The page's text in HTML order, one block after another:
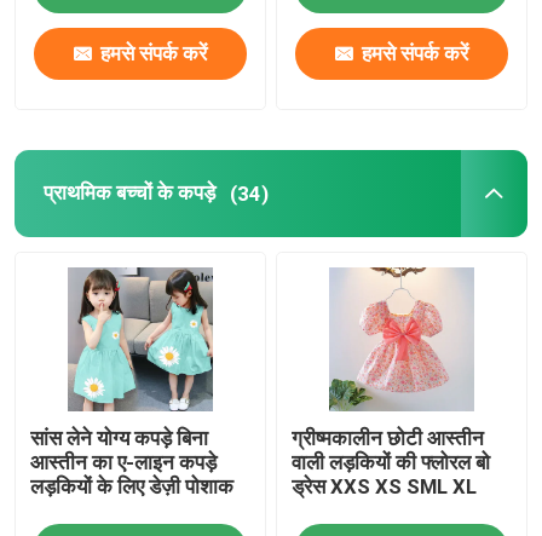
हमसे संपर्क करें हमसे संपर्क करें
प्राथमिक बच्चों के कपड़े (34)
सांस लेने योग्य कपड़े बिना
आस्तीन का ए-लाइन कपड़े
लड़कियों के लिए डेज़ी पोशाक
ग्रीष्मकालीन छोटी आस्तीन
वाली लड़कियों की फ्लोरल बो
ड्रेस XXS XS SML XL